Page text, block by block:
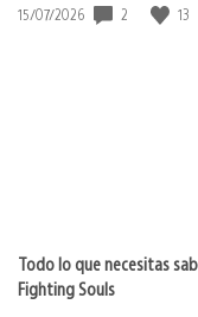
Fecha
15/07/2026 2 13
Todo lo que necesitas
Fighting Souls